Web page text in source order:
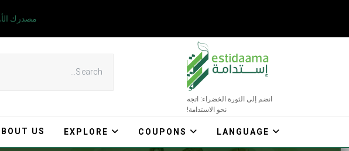
مصدرك
انضم إلى الثورة الخضراء: اتجه
نحو الاستدامة!
US EXPLORE COUPONS LANGUAGE